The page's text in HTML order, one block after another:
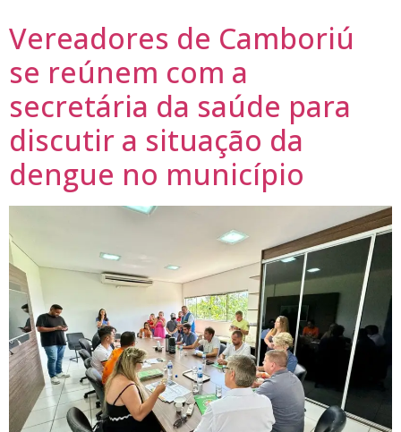
Vereadores de Camboriú
se reúnem com a
secretária da saúde para
discutir a situação da
dengue no município